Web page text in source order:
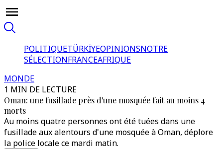
POLITIQUETÜRKİYEOPINIONSNOTRE
SÉLECTIONFRANCEAFRIQUE
MONDE
1 MIN DE LECTURE
Oman: une fusillade près d'une mosquée fait au moins 4
morts
Au moins quatre personnes ont été tuées dans une
fusillade aux alentours d'une mosquée à Oman, déplore
la police locale ce mardi matin.